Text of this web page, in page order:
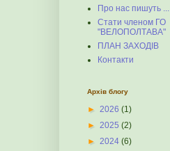
Про нас пишуть ...
Стати членом ГО
"ВЕЛОПОЛТАВА"
ПЛАН ЗАХОДІВ
Контакти
Архів блогу
► 2026 (1)
► 2025 (2)
► 2024 (6)